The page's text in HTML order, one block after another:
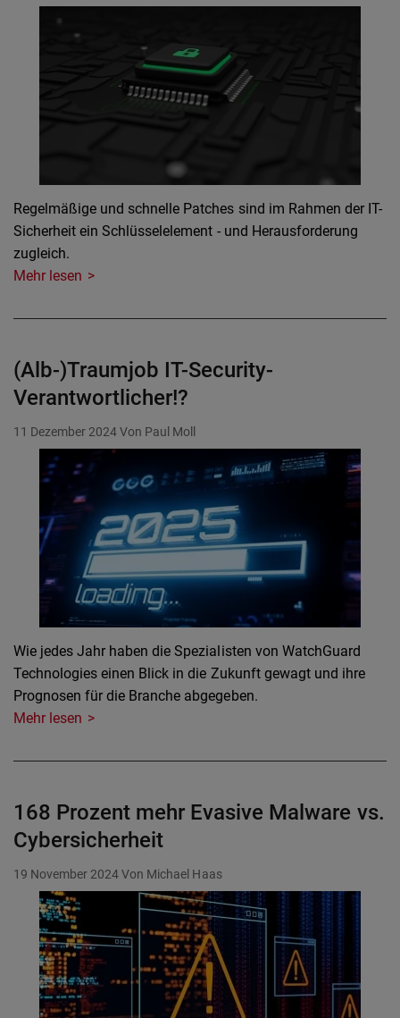
Regelmäßige und schnelle Patches sind im Rahmen der IT-
Sicherheit ein Schlüsselelement - und Herausforderung
zugleich.
Mehr lesen
(Alb-)Traumjob IT-Security-
Verantwortlicher!?
11 Dezember 2024 Von Paul Moll
Wie jedes Jahr haben die Spezialisten von WatchGuard
Technologies einen Blick in die Zukunft gewagt und ihre
Prognosen für die Branche abgegeben.
Mehr lesen
168 Prozent mehr Evasive Malware vs.
Cybersicherheit
19 November 2024 Von Michael Haas